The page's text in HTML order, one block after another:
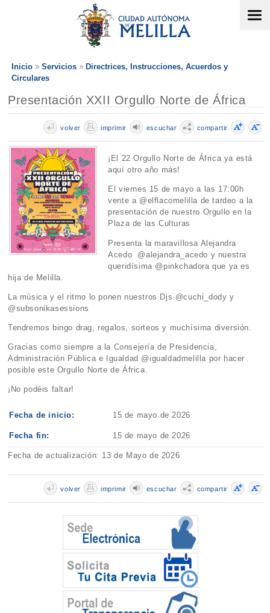
Inicio Servicios
Directrices, Instrucciones, Acuerdos y
Circulares
Presentación XXII Orgullo Norte de África
compartir
escuchar
imprimir
volver
¡El 22 Orgullo Norte de África ya está
aquí otro año más!
El viernes 15 de mayo a las 17:00h
vente a @elflacomelilla de tardeo a la
presentación de nuestro Orgullo en la
Plaza de las Culturas
Presenta la maravillosa Alejandra
Acedo @alejandra_acedo y nuestra
queridísima @pinkchadora que ya es
hija de Melilla.
La música y el ritmo lo ponen nuestros Djs @cuchi_dody y
@subsonikasessions
Tendremos bingo drag, regalos, sorteos y muchísima diversión.
Gracias como siempre a la Consejería de Presidencia,
Administración Pública e Igualdad @igualdadmelilla por hacer
posible este Orgullo Norte de África.
¡No podéis faltar!
Fecha de inicio: 15 de mayo de 2026
Fecha fin: 15 de mayo de 2026
Fecha de actualización: 13 de Mayo de 2026
compartir
escuchar
imprimir
volver